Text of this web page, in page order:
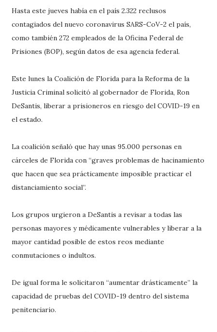
Hasta este jueves había en el país 2.322 reclusos
contagiados del nuevo coronavirus SARS-CoV-2 el país,
como también 272 empleados de la Oficina Federal de
Prisiones (BOP), según datos de esa agencia federal.
Este lunes la Coalición de Florida para la Reforma de la
Justicia Criminal solicitó al gobernador de Florida, Ron
DeSantis, liberar a prisioneros en riesgo del COVID-19 en
el estado.
La coalición señaló que hay unas 95.000 personas en
cárceles de Florida con “graves problemas de hacinamiento
que hacen que sea prácticamente imposible practicar el
distanciamiento social”.
Los grupos urgieron a DeSantis a revisar a todas las
personas mayores y médicamente vulnerables y liberar a la
mayor cantidad posible de estos reos mediante
conmutaciones o indultos.
De igual forma le solicitaron “aumentar drásticamente” la
capacidad de pruebas del COVID-19 dentro del sistema
penitenciario.